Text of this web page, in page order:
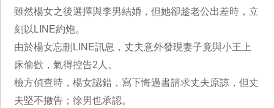
雖然楊女之後選擇與李男結婚，但她卻趁老公出差時，立
刻以LINE約炮。
由於楊女忘刪LINE訊息，丈夫意外發現妻子竟與小王上
床偷歡，氣得控告2人。
檢方偵查時，楊女認錯，寫下悔過書請求丈夫原諒，但丈
夫堅不撤告；徐男也承認。